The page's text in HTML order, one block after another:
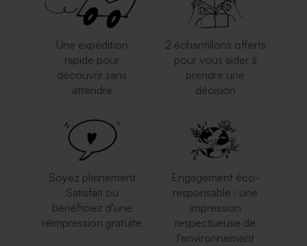
Une expédition
rapide pour
découvrir sans
attendre
2 échantillons offerts
pour vous aider à
prendre une
décision
Soyez pleinement
Satisfait ou
bénéficiez d'une
réimpression gratuite
Engagement éco-
responsable : une
impression
respectueuse de
l'environnement